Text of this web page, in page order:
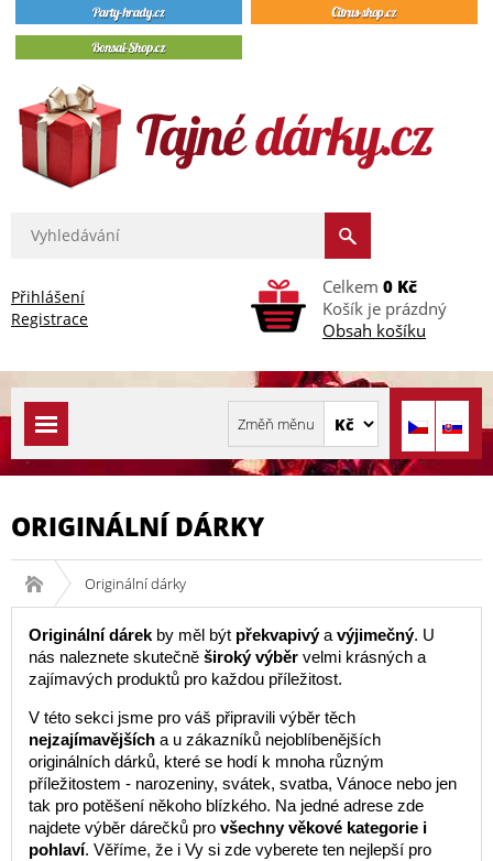
Přihlášení
Registrace
Celkem 0 Kč
Košík je prázdný
Obsah košíku
ORIGINÁLNÍ DÁRKY
Originální dárky
Originální dárek by měl být překvapivýa výjimečný. U
nás naleznete skutečně široký výběr velmi krásných a
zajímavých produktů pro každou příležitost.
V této sekci jsme pro váš připravili výběr těch
nejzajímavějších a u zákazníků nejoblíbenějších
originálních dárků, které se hodí k mnoha různým
příležitostem - narozeniny, svátek, svatba, Vánoce nebo jen
tak pro potěšení někoho blízkého. Na jedné adrese zde
najdete výběr dárečků pro všechny věkové kategorie i
pohlaví. Věříme, že i Vy si zde vyberete ten nejlepší pro